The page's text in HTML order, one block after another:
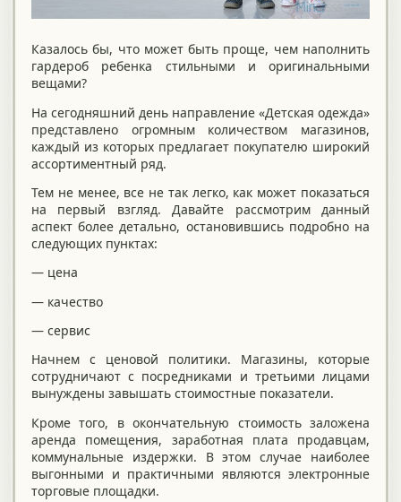
Казалось бы, что может быть проще, чем наполнить
гардероб ребенка стильными и оригинальными
вещами?
На сегодняшний день направление «Детская одежда»
представлено огромным количеством магазинов,
каждый из которых предлагает покупателю широкий
ассортиментный ряд.
Тем не менее, все не так легко, как может показаться
на первый взгляд. Давайте рассмотрим данный
аспект более детально, остановившись подробно на
следующих пунктах:
— цена
— качество
— сервис
Начнем с ценовой политики. Магазины, которые
сотрудничают с посредниками и третьими лицами
вынуждены завышать стоимостные показатели.
Кроме того, в окончательную стоимость заложена
аренда помещения, заработная плата продавцам,
коммунальные издержки. В этом случае наиболее
выгонными и практичными являются электронные
торговые площадки.